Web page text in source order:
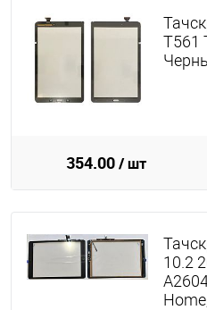
T561
354.00/ шт
10.2